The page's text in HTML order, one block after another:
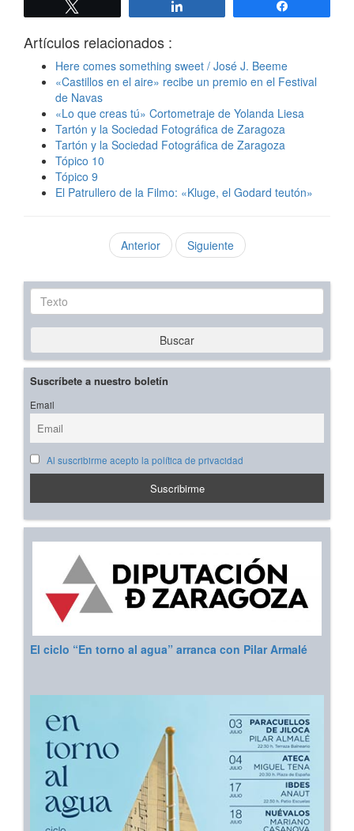
Artículos relacionados :
Here comes something sweet / José J. Beeme
«Castillos en el aire» recibe un premio en el Festival
de Navas
«Lo que creas tú» Cortometraje de Yolanda Liesa
Tartón y la Sociedad Fotográfica de Zaragoza
Tartón y la Sociedad Fotográfica de Zaragoza
Tópico 10
Tópico 9
El Patrullero de la Filmo: «Kluge, el Godard teutón»
Anterior Siguiente
Texto
Buscar
Suscríbete a nuestro boletín
Email
Al suscribirme acepto la política de privacidad
El ciclo “En torno al agua” arranca con Pilar Armalé